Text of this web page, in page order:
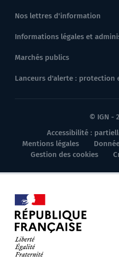
Nos lettres d'information
Informations légales et
Marchés publics
Lanceurs d'alerte : protection
© IGN -
Accessibilité :
Mentions légales
Gestion des cookies